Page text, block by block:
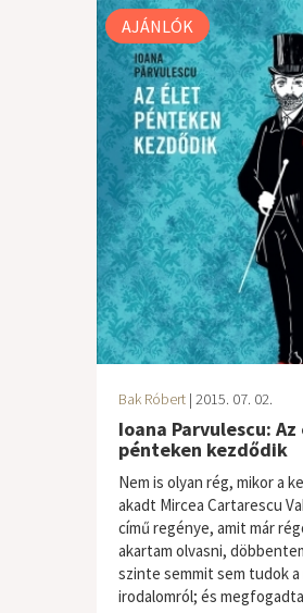
AJÁNLÓK
Bak Róbert | 2015. 07. 02.
Ioana Parvulescu:
pénteken kezdődik
Nem is olyan rég, mikor a
akadt Mircea Cartarescu
című regénye, amit már
akartam olvasni,
szinte semmit sem tudok a
irodalomról; és